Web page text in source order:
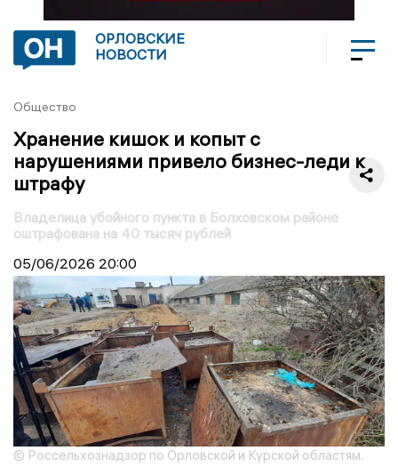
ОРЛОВСКИЕ
НОВОСТИ
Общество
Хранение кишок и копыт с
нарушениями привело бизнес-леди к
штрафу
Владелица убойного пункта в Болховском районе
оштрафована на 40 тысяч рублей
05/06/2026 20:00
© Россельхознадзор по Орловской и Курской областям.